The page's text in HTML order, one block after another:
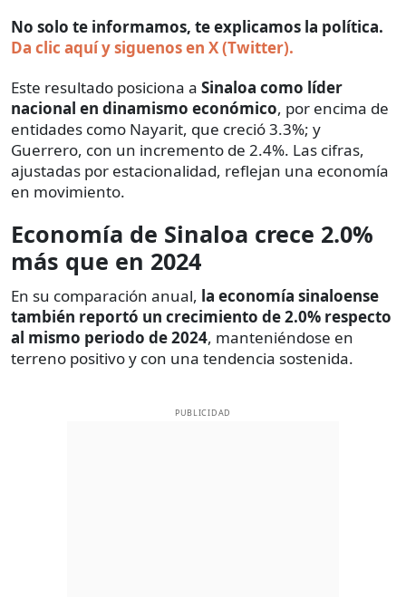
No solo te informamos, te explicamos la política.
Da clic aquí y siguenos en X (Twitter).
Este resultado posiciona a Sinaloa como líder
nacional en dinamismo económico, por encima de
entidades como Nayarit, que creció 3.3%; y
Guerrero, con un incremento de 2.4%. Las cifras,
ajustadas por estacionalidad, reflejan una economía
en movimiento.
Economía de Sinaloa crece 2.0%
más que en 2024
En su comparación anual, la economía sinaloense
también reportó un crecimiento de 2.0% respecto
al mismo periodo de 2024, manteniéndose en
terreno positivo y con una tendencia sostenida.
PUBLICIDAD